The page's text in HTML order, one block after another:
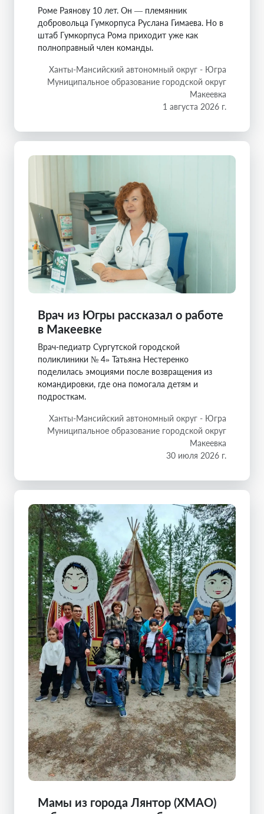
Роме Раянову 10 лет. Он — племянник
добровольца Гумкорпуса Руслана Гимаева. Но в
штаб Гумкорпуса Рома приходит уже как
полноправный член команды.
Ханты-Мансийский автономный округ - Югра
Муниципальное образование городской округ
Макеевка
1 августа 2026 г.
Врач из Югры рассказал о работе
в Макеевке
Врач-педиатр Сургутской городской
поликлиники № 4» Татьяна Нестеренко
поделилась эмоциями после возвращения из
командировки, где она помогала детям и
подросткам.
Ханты-Мансийский автономный округ - Югра
Муниципальное образование городской округ
Макеевка
30 июля 2026 г.
Мамы из города Лянтор (ХМАО)